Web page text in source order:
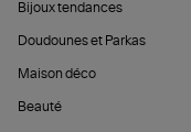
Bijoux tendances
Doudounes et Parkas
Maison déco
Beauté